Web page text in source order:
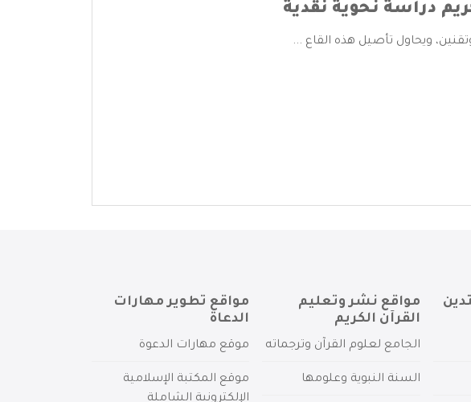
دراسة نحوية نقدية
ويحاول تأصيل هذه القاع ...
مواقع نشر وتعليم
القرآن الكريم
الجامع لعلوم القرآن وترجماته
السنة النبوية وعلومها
مواقع تطوير مهارات
الدعاة
موقع مهارات الدعوة
موقع المكتبة الإسلامية
الإلكترونية الشاملة